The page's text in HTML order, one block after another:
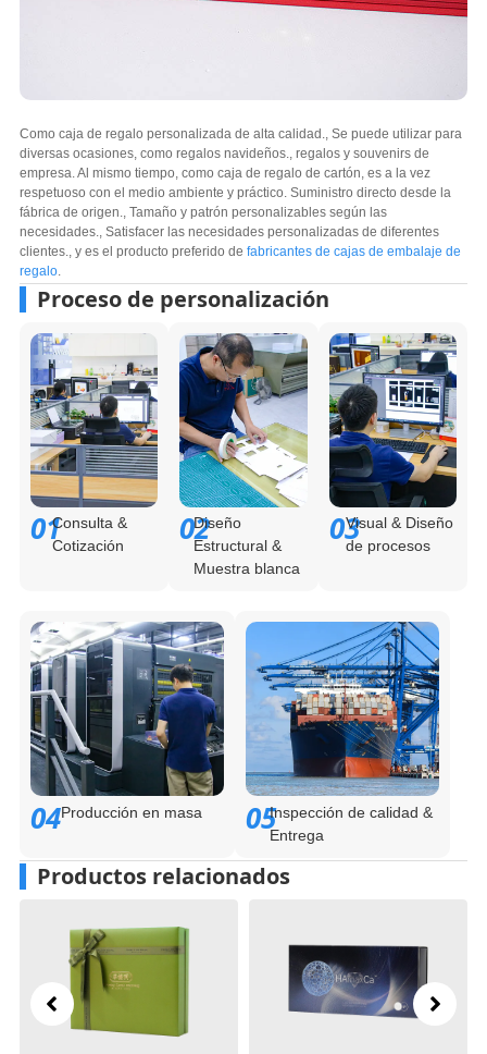
Como caja de regalo personalizada de alta calidad., Se puede utilizar para
diversas ocasiones, como regalos navideños., regalos y souvenirs de
empresa. Al mismo tiempo, como caja de regalo de cartón, es a la vez
respetuoso con el medio ambiente y práctico. Suministro directo desde la
fábrica de origen., Tamaño y patrón personalizables según las
necesidades., Satisfacer las necesidades personalizadas de diferentes
clientes., y es el producto preferido de fabricantes de cajas de embalaje de
regalo.
Proceso de personalización
01Consulta &
Cotización
02Diseño
Estructural &
Muestra blanca
03Visual & Diseño
de procesos
04Producción en masa 05Inspección de calidad &
Entrega
Productos relacionados